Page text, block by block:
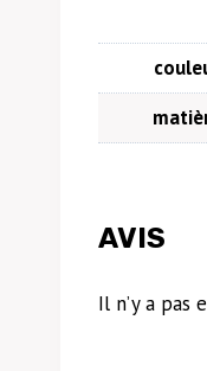
AVIS
Il n’y a pas